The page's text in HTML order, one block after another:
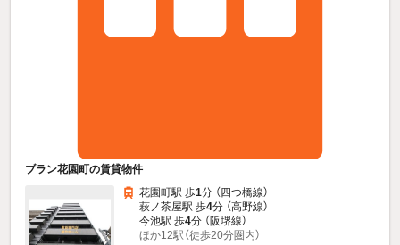
ブラン花園町の賃貸物件
花園町駅 歩1分 （四つ橋線）
萩ノ茶屋駅 歩4分 （高野線）
今池駅 歩4分 （阪堺線）
ほか12駅（徒歩20分圏内）